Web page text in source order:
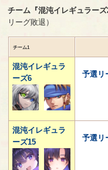
チーム『混沌イレギュラー
リーグ敗退）
チーム1
混沌イレギュラ
ーズ6
予選リ
混沌イレギュラ
ーズ15
予選リ